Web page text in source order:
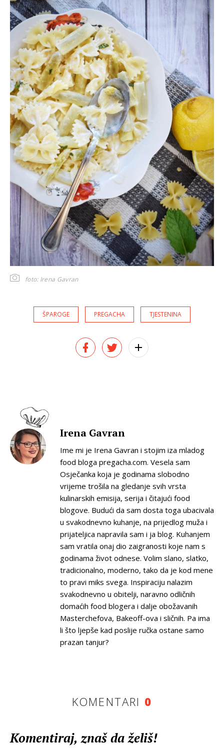
foto: Irena Gavran
ŠPAROGE PREGACHA TJESTENINA
Irena Gavran
Ime mi je Irena Gavran i stojim iza mladog
food bloga pregacha.com. Vesela sam
Osječanka koja je godinama slobodno
vrijeme trošila na gledanje svih vrsta
kulinarskih emisija, serija i čitajući food
blogove. Budući da sam dosta toga ubacivala
u svakodnevno kuhanje, na prijedlog muža i
prijateljica napravila sam i ja blog. Kuhanjem
sam vratila onaj dio zaigranosti koje nam s
godinama život odnese. Volim slano, slatko,
tradicionalno, moderno, tako da je kod mene
to pravi miks svega. Inspiraciju nalazim
svakodnevno u obitelji, naravno odličnih
domaćih food blogera i dalje obožavanih
Masterchefova, Bakeoff-ova i sličnih. Pa ima
li što ljepše kad poslije ručka ostane samo
prazan tanjur?
KOMENTARI 0
Komentiraj, znaš da želiš!